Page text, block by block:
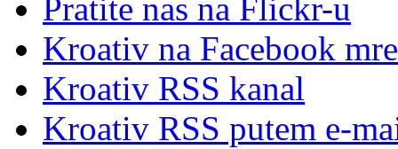
Pratite nas na Flickr-u
Kroativ na Facebook
Kroativ RSS kanal
Kroativ RSS putem e-